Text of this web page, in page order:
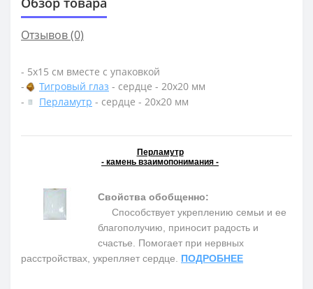
Отзывов (0)
- 5х15 см вместе с упаковкой
-
Тигровый глаз - сердце - 20х20 мм
-
Перламутр - сердце - 20х20 мм
Перламутр
- камень взаимопонимания -
Свойства обобщенно:
Способствует укреплению семьи и ее
благополучию, приносит радость и
счастье. Помогает при нервных
расстройствах, укрепляет сердце. ПОДРОБНЕЕ